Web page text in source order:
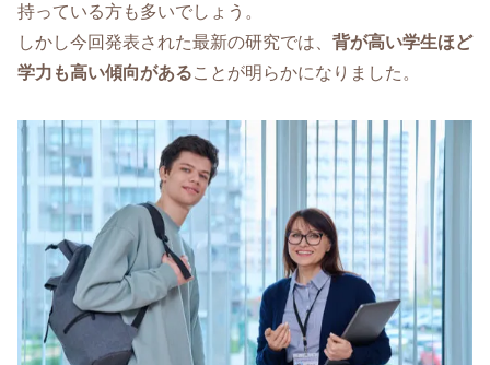
持っている方も多いでしょう。
しかし今回発表された最新の研究では、 背が高い学生ほど
学力も高い傾向があることが明らかになりました。